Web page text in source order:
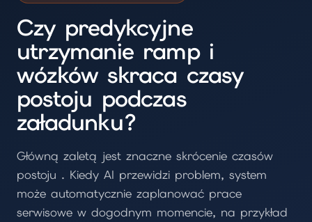
Czy predykcyjne
utrzymanie ramp i
wózków skraca czasy
postoju podczas
załadunku?
Główną zaletą jest znaczne skrócenie czasów
postoju . Kiedy AI przewidzi problem, system
może automatycznie zaplanować prace
serwisowe w dogodnym momencie, na przykład